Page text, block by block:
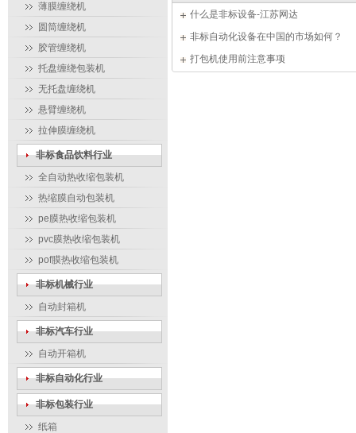
薄膜缠绕机
圆筒缠绕机
胶管缠绕机
托盘缠绕包装机
无托盘缠绕机
悬臂缠绕机
拉伸膜缠绕机
非标食品饮料行业
全自动热收缩包装机
热缩膜自动包装机
pe膜热收缩包装机
pvc膜热收缩包装机
pof膜热收缩包装机
非标机械行业
自动封箱机
非标汽车行业
自动开箱机
非标自动化行业
非标包装行业
纸箱
什么是非标设备-江苏网达
非标自动化设备在中国的市场如何？
打包机使用前注意事项